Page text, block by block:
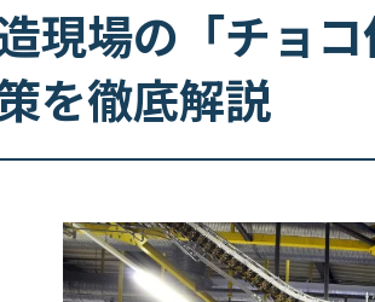
現場の「チョ
を徹底解説